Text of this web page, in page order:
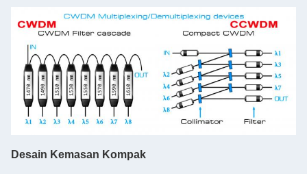
Desain Kemasan Kompak